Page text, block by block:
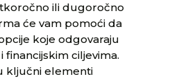
ili dugoročno
će vam pomoći da
koje odgovaraju
ciljevima.
ključni elementi